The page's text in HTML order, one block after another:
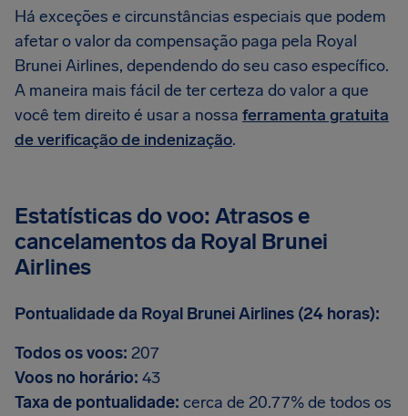
Há exceções e circunstâncias especiais que podem
afetar o valor da compensação paga pela Royal
Brunei Airlines, dependendo do seu caso específico.
A maneira mais fácil de ter certeza do valor a que
você tem direito é usar a nossa ferramenta gratuita
de verificação de indenização.
Estatísticas do voo: Atrasos e
cancelamentos da Royal Brunei
Airlines
Pontualidade da Royal Brunei Airlines (24 horas):
Todos os voos: 207
Voos no horário: 43
Taxa de pontualidade: cerca de 20.77% de todos os